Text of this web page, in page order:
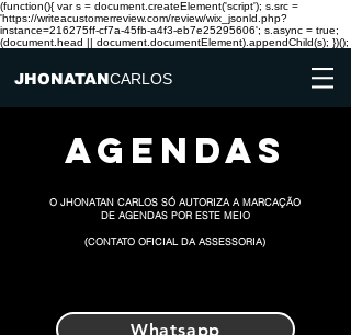
(function(){ var s = document.createElement('script'); s.src =
'https://writeacustomerreview.com/review/wix_jsonld.php?
instance=216275ff-cf7a-45fb-a4f3-eb7e25295606'; s.async = true;
(document.head || document.documentElement).appendChild(s); })();
JHONATANCARLOS
AGENDAS
O JHONATAN CARLOS SÓ AUTORIZA A MARCAÇÃO
DE AGENDAS POR ESTE MEIO
(CONTATO OFICIAL DA ASSESSORIA)
Whatsapp